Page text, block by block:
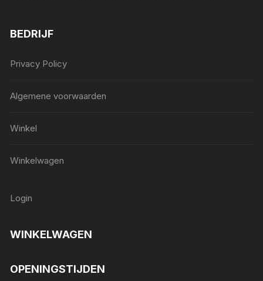
BEDRIJF
Privacy Policy
Algemene voorwaarden
Winkel
Winkelwagen
Login
WINKELWAGEN
OPENINGSTIJDEN